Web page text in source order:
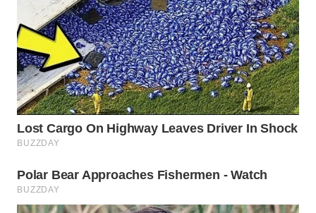
WN
BINJAI
WN
CIREBON
WN
INDRAMAYU
WN
KUNINGAN